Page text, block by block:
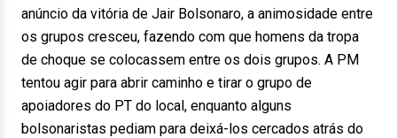
anúncio da vitória de Jair Bolsonaro, a animosidade entre
os grupos cresceu, fazendo com que homens da tropa
de choque se colocassem entre os dois grupos. A PM
tentou agir para abrir caminho e tirar o grupo de
apoiadores do PT do local, enquanto alguns
bolsonaristas pediam para deixá-los cercados atrás do